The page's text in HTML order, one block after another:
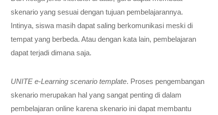
skenario yang sesuai dengan tujuan pembelajarannya.
Intinya, siswa masih dapat saling berkomunikasi meski di
tempat yang berbeda. Atau dengan kata lain, pembelajaran
dapat terjadi dimana saja.
UNITE e-Learning scenario template. Proses pengembangan
skenario merupakan hal yang sangat penting di dalam
pembelajaran online karena skenario ini dapat membantu